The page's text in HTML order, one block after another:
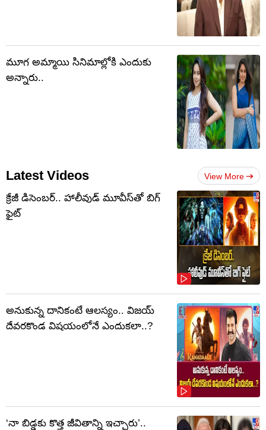
మూగ అమ్మాయి సినిమాల్లోకి ఎందుకు
అన్నారు..
Latest Videos View More
క్రేజీ డిసెంబర్‌.. హాలీవుడ్ మూవీస్‌తో బిగ్
ఫైట్‌
అనుకున్న దానికంటే ఆలస్యం.. విజయ్
దేవరకొండ విషయంలోనే ఎందుకలా..?
‘నా బిడ్డకు కొత్త జీవితాన్ని ఇచ్చారు’..